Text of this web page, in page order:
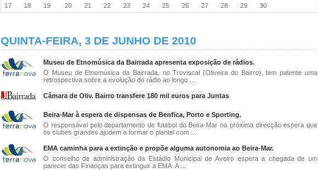
17
18 19 20 21 22 23 24 25 26 27 28 29 30
QUINTA-FEIRA, 3 DE JUNHO DE 2010
Museu de Etnomúsica da Bairrada apresenta exposição de rádios.
O Museu de Etnomúsica da Bairrada, no Troviscal (Oliveira do Bairro), tem patente uma
retrospectiva sobre a evolução do rádio ao longo ...
Câmara de Oliv. Bairro transfere 180 mil euros para Juntas
Beira-Mar à espera de dispensas de Benfica, Porto e Sporting.
O responsável pelo departamento de futebol do Beira-Mar na próxima direcção espera que
os clubes grandes ajudem a formar o plantel com ...
EMA caminha para a extinção e propõe alguma autonomia ao Beira-Mar.
O conselho de administração da Estádio Municipal de Aveiro espera a chegada de um
parecer das Finanças para extinguir a EMA. A ...